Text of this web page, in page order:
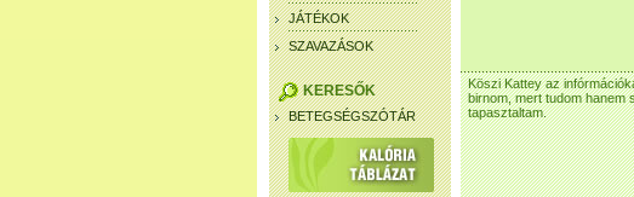
JÁTÉKOK
SZAVAZÁSOK
KERESŐK
BETEGSÉGSZÓTÁR
Köszi Kattey az
birnom, mert tudom hanem
tapasztaltam.